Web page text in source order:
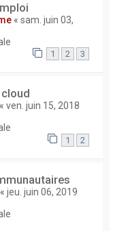
« sam. juin 03,
1 2 3
« ven. juin 15, 2018
1 2
« jeu. juin 06, 2019